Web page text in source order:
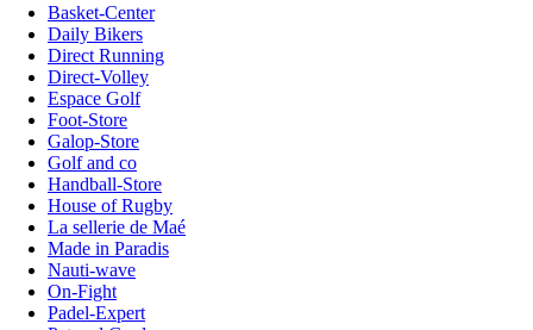
Basket-Center
Daily Bikers
Direct Running
Direct-Volley
Espace Golf
Foot-Store
Galop-Store
Golf and co
Handball-Store
House of Rugby
La sellerie de Maé
Made in Paradis
Nauti-wave
On-Fight
Padel-Expert